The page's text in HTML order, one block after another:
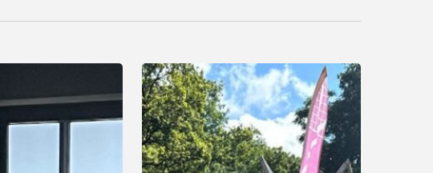
Activiteiten
tijdens
tenniszomerkampen